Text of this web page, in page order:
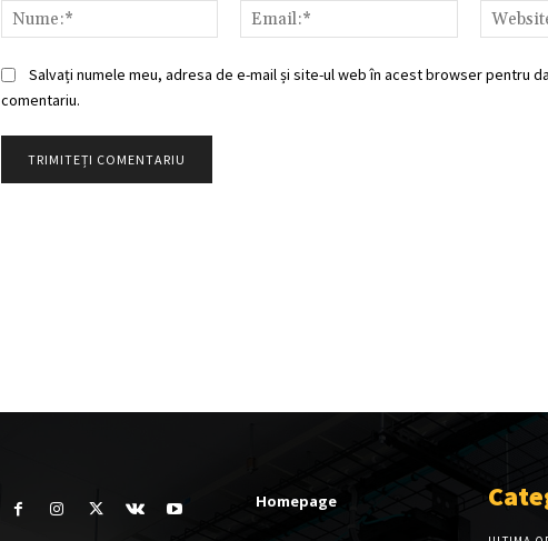
Nume:*
Email:*
Salvați numele meu, adresa de e-mail și site-ul web în acest browser pentru
comentariu.
Homepage